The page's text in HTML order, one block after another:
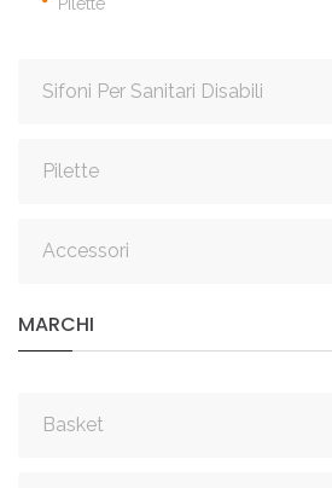
Pilette
Sifoni Per Sanitari Disabili
Pilette
Accessori
MARCHI
Basket